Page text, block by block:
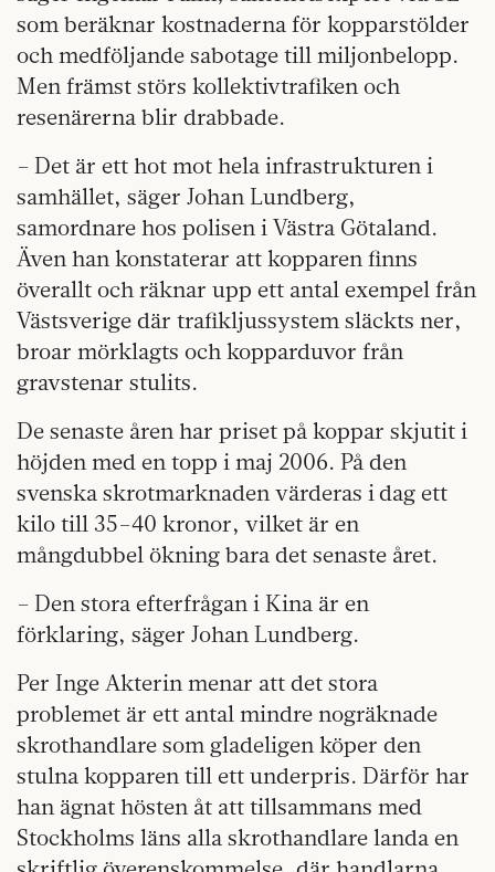
som beräknar kostnaderna för kopparstölder
och medföljande sabotage till miljonbelopp.
Men främst störs kollektivtrafiken och
resenärerna blir drabbade.
– Det är ett hot mot hela infrastrukturen i
samhället, säger Johan Lundberg,
samordnare hos polisen i Västra Götaland.
Även han konstaterar att kopparen finns
överallt och räknar upp ett antal exempel från
Västsverige där trafikljussystem släckts ner,
broar mörklagts och kopparduvor från
gravstenar stulits.
De senaste åren har priset på koppar skjutit i
höjden med en topp i maj 2006. På den
svenska skrotmarknaden värderas i dag ett
kilo till 35–40 kronor, vilket är en
mångdubbel ökning bara det senaste året.
– Den stora efterfrågan i Kina är en
förklaring, säger Johan Lundberg.
Per Inge Akterin menar att det stora
problemet är ett antal mindre nogräknade
skrothandlare som gladeligen köper den
stulna kopparen till ett underpris. Därför har
han ägnat hösten åt att tillsammans med
Stockholms läns alla skrothandlare landa en